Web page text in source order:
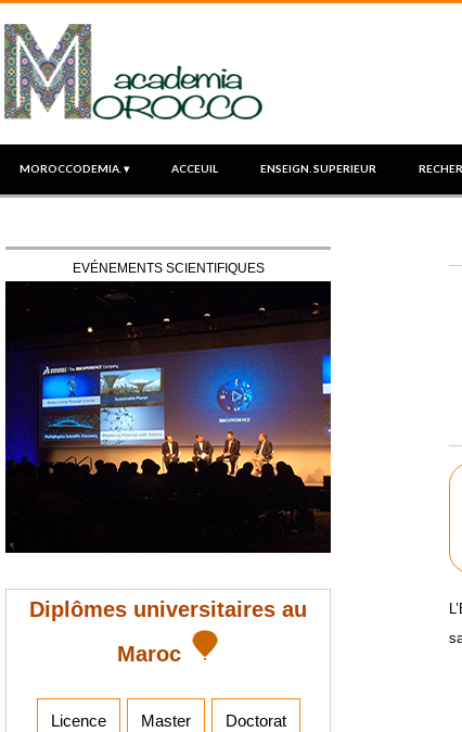
MOROCCODEMIA. ▾ ACCEUIL ENSEIGN. SUPERIEUR
EVÉNEMENTS SCIENTIFIQUES
Diplômes universitaires au
Maroc
Licence Master Doctorat